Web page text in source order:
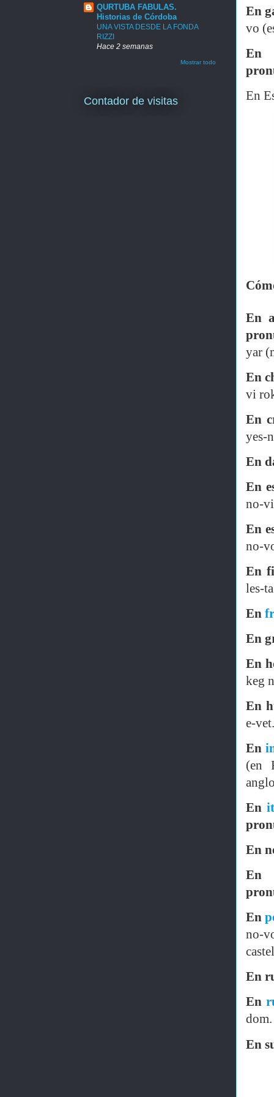
En
vo
En
En
En
yar
En
vi
En
yes-
En
En
no-vi
En
no-
En
les-
En
En
En
keg
En
e-vet.
En
(en
En
En
En
En
no-
En
En
dom.
En
QURTUBA FABULAS.
Historias de Córdoba
UNA VISTA DESDE LA FONDA
RIZZI
Hace 2 semanas
Mostrar todo
Contador de visitas